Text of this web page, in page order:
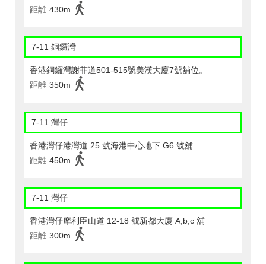
距離 430m
7-11 銅鑼灣
香港銅鑼灣謝菲道501-515號美漢大廈7號舖位。
距離 350m
7-11 灣仔
香港灣仔港灣道 25 號海港中心地下 G6 號舖
距離 450m
7-11 灣仔
香港灣仔摩利臣山道 12-18 號新都大廈 A,b,c 舖
距離 300m